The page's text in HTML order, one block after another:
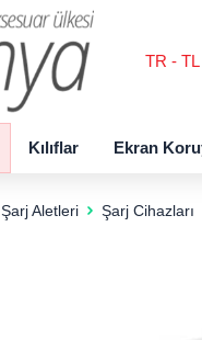
TR -
Kılıflar Ekran
Şarj Aletleri Şarj Cihazları